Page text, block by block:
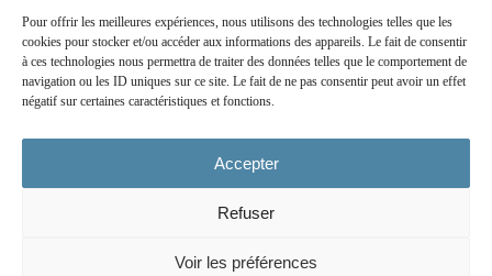
Pour offrir les meilleures expériences, nous utilisons des technologies telles que les
cookies pour stocker et/ou accéder aux informations des appareils. Le fait de consentir
à ces technologies nous permettra de traiter des données telles que le comportement de
navigation ou les ID uniques sur ce site. Le fait de ne pas consentir peut avoir un effet
négatif sur certaines caractéristiques et fonctions.
Accepter
Refuser
Voir les préférences
2030 boul. Pie IX suite 214.2